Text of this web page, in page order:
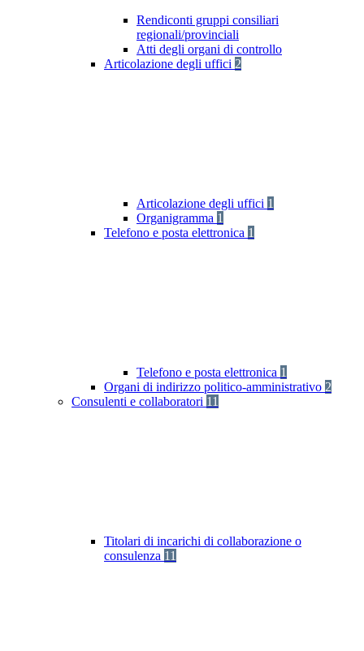
Rendiconti gruppi consiliari
regionali/provinciali
Atti degli organi di controllo
Articolazione degli uffici 2
Articolazione degli uffici 1
Organigramma 1
Telefono e posta elettronica 1
Telefono e posta elettronica 1
Organi di indirizzo politico-amministrativo 2
Consulenti e collaboratori 11
Titolari di incarichi di collaborazione o
consulenza 11